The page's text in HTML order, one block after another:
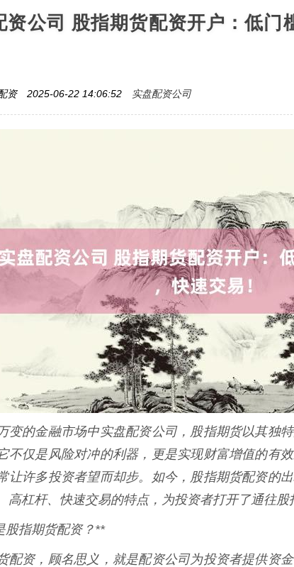
资公司 股指期货配资开户：低门
资 2025-06-22 14:06:52 实盘配资公司
变的金融市场中实盘配资公司，股指期货以其独
不仅是风险对冲的利器，更是实现财富增值的有
让许多投资者望而却步。如今，股指期货配资的
高杠杆、快速交易的特点，为投资者打开了通往股
股指期货配资？**
配资，顾名思义，就是配资公司为投资者提供资